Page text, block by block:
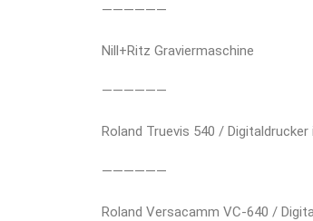
——————
Nill+Ritz Graviermaschine
——————
Roland Truevis 540 /
——————
Roland Versacamm VC-640 /